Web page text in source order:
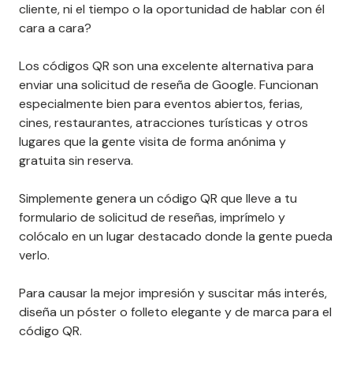
cliente, ni el tiempo o la oportunidad de hablar con él
cara a cara?
Los códigos QR son una excelente alternativa para
enviar una solicitud de reseña de Google. Funcionan
especialmente bien para eventos abiertos, ferias,
cines, restaurantes, atracciones turísticas y otros
lugares que la gente visita de forma anónima y
gratuita sin reserva.
Simplemente genera un código QR que lleve a tu
formulario de solicitud de reseñas, imprímelo y
colócalo en un lugar destacado donde la gente pueda
verlo.
Para causar la mejor impresión y suscitar más interés,
diseña un póster o folleto elegante y de marca para el
código QR.